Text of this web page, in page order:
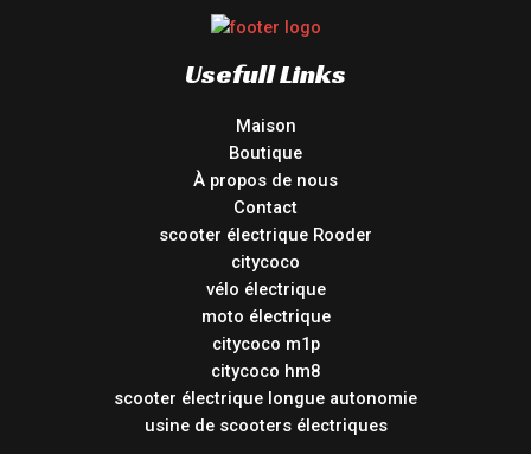
Usefull Links
Maison
Boutique
À propos de nous
Contact
scooter électrique Rooder
citycoco
vélo électrique
moto électrique
citycoco m1p
citycoco hm8
scooter électrique longue autonomie
usine de scooters électriques